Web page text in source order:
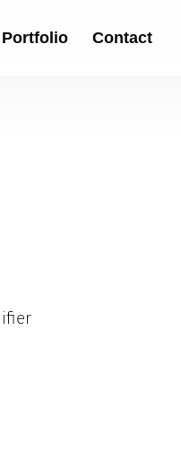
Portfolio Contact